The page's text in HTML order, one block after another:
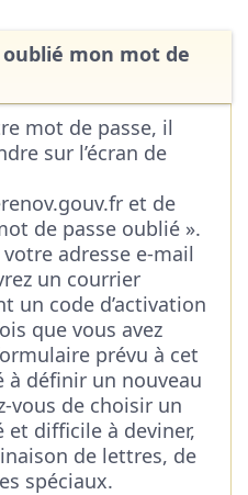
oublié mon mot de
mot de passe, il
sur l’écran de
et de
de passe oublié ».
adresse e-mail
un courrier
un code d’activation
que vous avez
prévu à cet
à définir un nouveau
vous de choisir un
et difficile à deviner,
de lettres, de
spéciaux.